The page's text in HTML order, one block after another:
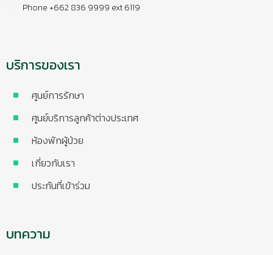
Phone +662 836 9999 ext 6119
บริการของเรา
ศูนย์การรักษา
ศูนย์บริการลูกค้าต่างประเทศ
ห้องพักผู้ป่วย
เกี่ยวกับเรา
ประกันที่เข้าร่วม
บทความ